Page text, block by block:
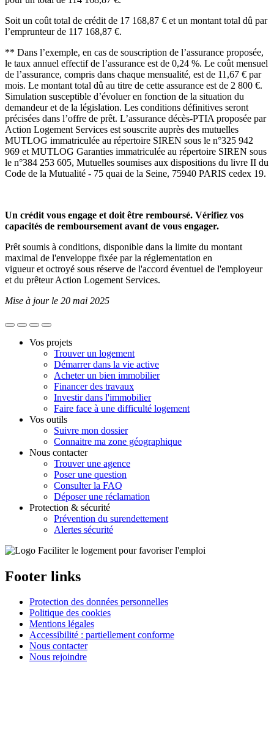
Soit un coût total de crédit de 17 168,87 € et un montant total dû par
l’emprunteur de 117 168,87 €.
** Dans l’exemple, en cas de souscription de l’assurance proposée,
le taux annuel effectif de l’assurance est de 0,24 %. Le coût mensuel
de l’assurance, compris dans chaque mensualité, est de 11,67 € par
mois. Le montant total dû au titre de cette assurance est de 2 800 €.
Simulation susceptible d’évoluer en fonction de la situation du
demandeur et de la législation. Les conditions définitives seront
précisées dans l’offre de prêt. L’assurance décès-PTIA proposée par
Action Logement Services est souscrite auprès des mutuelles
MUTLOG immatriculée au répertoire SIREN sous le n°325 942
969 et MUTLOG Garanties immatriculée au répertoire SIREN sous
le n°384 253 605, Mutuelles soumises aux dispositions du livre II du
Code de la Mutualité - 75 quai de la Seine, 75940 PARIS cedex 19.
Un crédit vous engage et doit être remboursé. Vérifiez vos
capacités de remboursement avant de vous engager.
Prêt soumis à conditions, disponible dans la limite du montant
maximal de l'enveloppe fixée par la réglementation en
vigueur et octroyé sous réserve de l'accord éventuel de l'employeur
et du prêteur Action Logement Services.
Mise à jour le 20 mai 2025
Vos projets
Trouver un logement
Démarrer dans la vie active
Acheter un bien immobilier
Financer des travaux
Investir dans l'immobilier
Faire face à une difficulté logement
Vos outils
Suivre mon dossier
Connaitre ma zone géographique
Nous contacter
Trouver une agence
Poser une question
Consulter la FAQ
Déposer une réclamation
Protection & sécurité
Prévention du surendettement
Alertes sécurité
Faciliter le logement pour favoriser l'emploi
Footer links
Protection des données personnelles
Politique des cookies
Mentions légales
Accessibilité : partiellement conforme
Nous contacter
Nous rejoindre